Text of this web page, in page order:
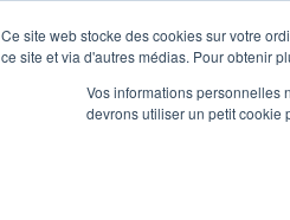
Ce site web stocke des cookies sur votre
ce site et via d'autres médias. Pour obtenir
Vos informations personnelles
devrons utiliser un petit cookie